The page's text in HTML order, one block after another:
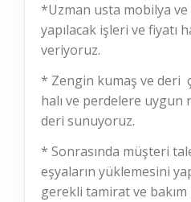
*Uzman usta mobilya
yapılacak işleri ve fiyatı
veriyoruz.
* Zengin kumaş ve deri
halı ve perdelere uygun
deri sunuyoruz.
* Sonrasında müşteri
eşyaların yüklemesini
gerekli tamirat ve bakım